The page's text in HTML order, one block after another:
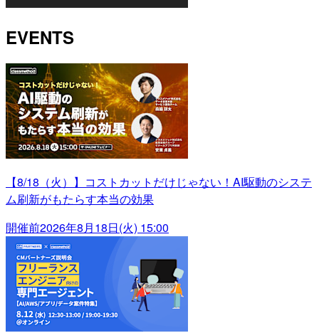
EVENTS
【8/18（火）】コストカットだけじゃない！AI駆動のシステ
ム刷新がもたらす本当の効果
開催前2026年8月18日(火) 15:00